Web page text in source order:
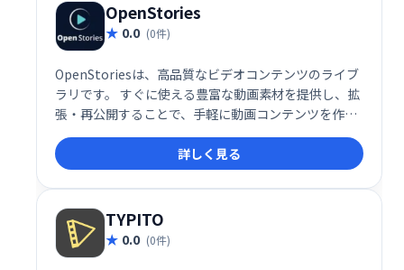
OpenStories
0.0 (0件)
OpenStoriesは、高品質なビデオコンテンツのライブ
ラリです。 すぐに使える豊富な動画素材を提供し、拡
張・再公開することで、手軽に動画コンテンツを作成
できます。 時間を節約し、効果的なビデオマーケティ
ングを実現しましょう。詳しく見る
TYPITO
0.0 (0件)